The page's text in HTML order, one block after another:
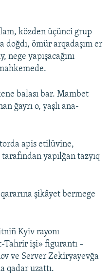
közden üçünci grup
doğdı, ömür arqadaşım er
nege yapışacağını
balası bar. Mambet
ğayrı o, yaşlı ana-
apis etilüvine,
yapılğan tazyıq
şikâyet bermege
Kyiv rayonı
Tahrir işi» figurantı –
ve Server Zekiryayevğa
qadar uzattı.